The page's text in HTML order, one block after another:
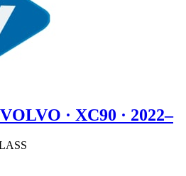
VOLVO · XC90 · 2022–